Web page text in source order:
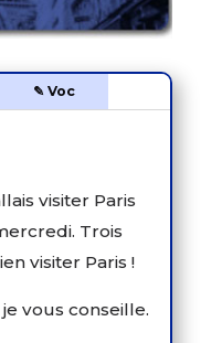
✎ Voc
visiter Paris
Trois
visiter Paris !
vous conseille.